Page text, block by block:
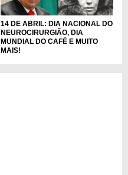
14 DE ABRIL: DIA NACIONAL DO
NEUROCIRURGIÃO, DIA
MUNDIAL DO CAFÉ E MUITO
MAIS!